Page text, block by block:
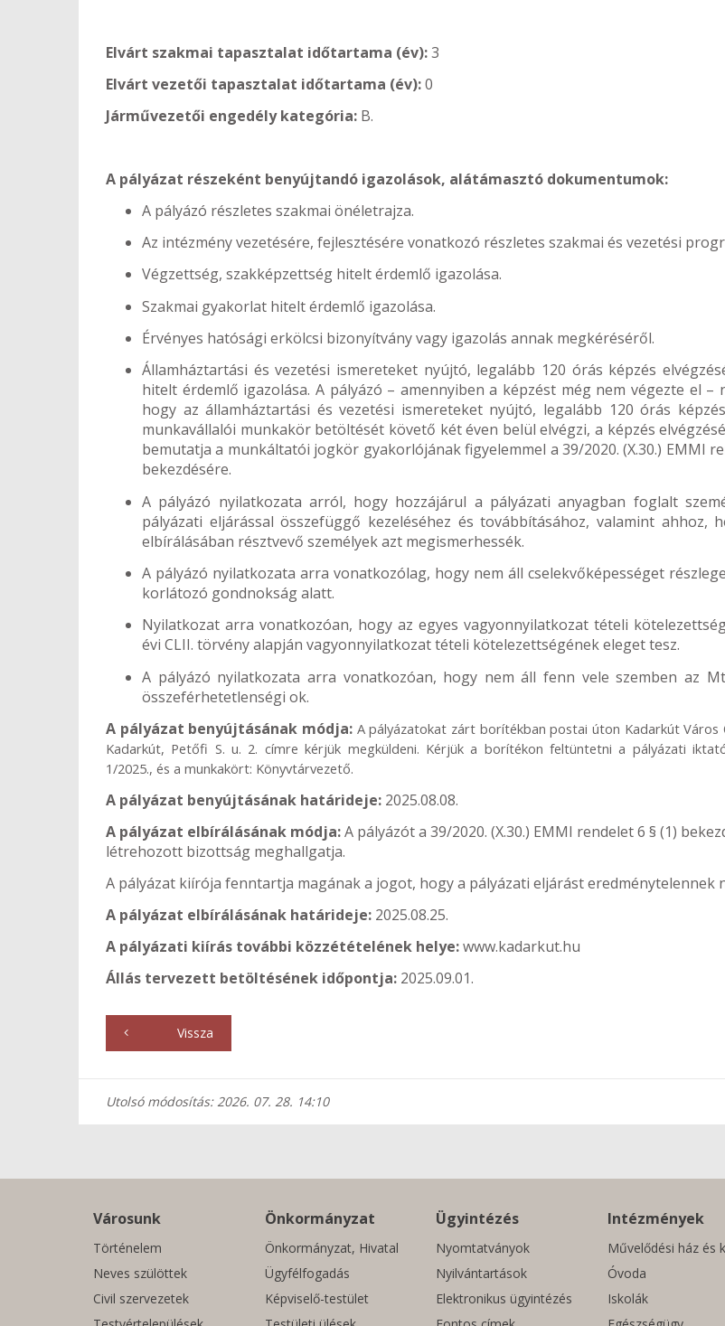
Elvárt szakmai tapasztalat időtartama (év):3
Elvárt vezetői tapasztalat időtartama (év):0
Járművezetői engedély kategória: B.
A pályázat részeként benyújtandó igazolások, alátámasztó dokumentumok:
A pályázó részletes szakmai önéletrajza.
Az intézmény vezetésére, fejlesztésére vonatkozó részletes szakmai és vezetési
Végzettség, szakképzettség hitelt érdemlő igazolása.
Szakmai gyakorlat hitelt érdemlő igazolása.
Érvényes hatósági erkölcsi bizonyítvány vagy igazolás annak megkéréséről.
Államháztartási és vezetési ismereteket nyújtó, legalább 120 órás képzés
hitelt érdemlő igazolása. A pályázó – amennyiben a képzést még nem végezte el –
hogy az államháztartási és vezetési ismereteket nyújtó, legalább 120 órás
munkavállalói munkakör betöltését követő két éven belül elvégzi, a képzés
bemutatja a munkáltatói jogkör gyakorlójának figyelemmel a 39/2020. (X.30.) EMMI
bekezdésére.
A pályázó nyilatkozata arról, hogy hozzájárul a pályázati anyagban foglalt
pályázati eljárással összefüggő kezeléséhez és továbbításához, valamint ahhoz,
elbírálásában résztvevő személyek azt megismerhessék.
A pályázó nyilatkozata arra vonatkozólag, hogy nem áll cselekvőképességet
korlátozó gondnokság alatt.
Nyilatkozat arra vonatkozóan, hogy az egyes vagyonnyilatkozat tételi
évi CLII. törvény alapján vagyonnyilatkozat tételi kötelezettségének eleget tesz.
A pályázó nyilatkozata arra vonatkozóan, hogy nem áll fenn vele szemben az
összeférhetetlenségi ok.
A pályázat benyújtásának módja: A pályázatokat zárt borítékban postai úton Kadarkút Város
Kadarkút, Petőfi S. u. 2. címre kérjük megküldeni. Kérjük a borítékon feltüntetni a pályázati
1/2025., és a munkakört: Könyvtárvezető.
A pályázat benyújtásának határideje: 2025.08.08.
A pályázat elbírálásának módja:A pályázót a 39/2020. (X.30.) EMMI rendelet 6 § (1)
létrehozott bizottság meghallgatja.
A pályázat kiírója fenntartja magának a jogot, hogy a pályázati eljárást eredménytelennek
A pályázat elbírálásának határideje: 2025.08.25.
A pályázati kiírás további közzétételének helye:www.kadarkut.hu
Állás tervezett betöltésének időpontja: 2025.09.01.
Vissza
Utolsó módosítás: 2026. 07. 28. 14:10
Városunk
Történelem
Neves szülöttek
Civil szervezetek
Önkormányzat
Önkormányzat, Hivatal
Ügyfélfogadás
Képviselő-testület
Ügyintézés
Nyomtatványok
Nyilvántartások
Elektronikus ügyintézés
Intézmények
Művelődési ház és
Óvoda
Iskolák